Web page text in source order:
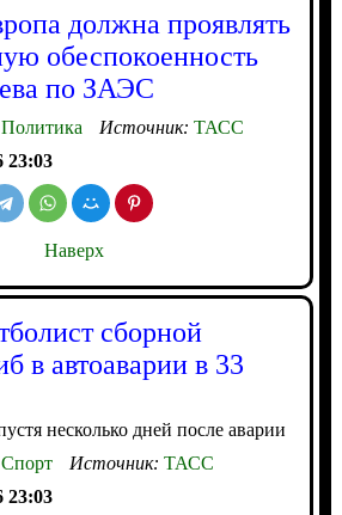
должна проявлять
обеспокоенность
по ЗАЭС
Источник: ТАСС
23:03
Наверх
сборной
в автоаварии в 33
несколько дней после аварии
Источник: ТАСС
23:03